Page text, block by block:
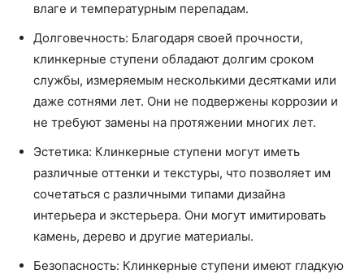
влаге и температурным перепадам.
Долговечность: Благодаря своей прочности,
клинкерные ступени обладают долгим сроком
службы, измеряемым несколькими десятками или
даже сотнями лет. Они не подвержены коррозии и
не требуют замены на протяжении многих лет.
Эстетика: Клинкерные ступени могут иметь
различные оттенки и текстуры, что позволяет им
сочетаться с различными типами дизайна
интерьера и экстерьера. Они могут имитировать
камень, дерево и другие материалы.
Безопасность: Клинкерные ступени имеют гладкую